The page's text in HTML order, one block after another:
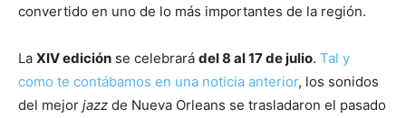
convertido en uno de lo más importantes de la región.
La XIV edición se celebrará del 8 al 17 de julio. Tal y
como te contábamos en una noticia anterior, los sonidos
del mejor jazz de Nueva Orleans se trasladaron el pasado